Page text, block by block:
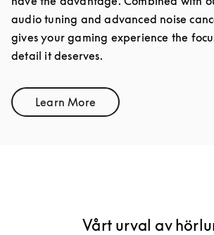
audio tuning and advanced noise
gives your gaming experience the
detail it deserves.
Learn MoreLink Opens in New Tab
Vårt urval av